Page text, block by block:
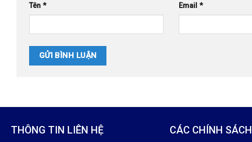
Tên * Email*
THÔNG TIN LIÊN HỆ CÁC CHÍNH SÁCH